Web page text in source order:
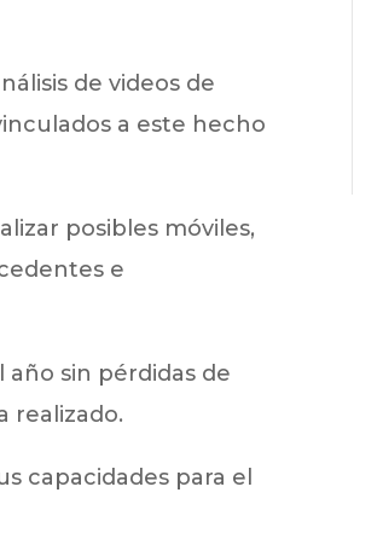
de videos de
a este hecho
posibles móviles,
e
sin pérdidas de
realizado.
capacidades para el